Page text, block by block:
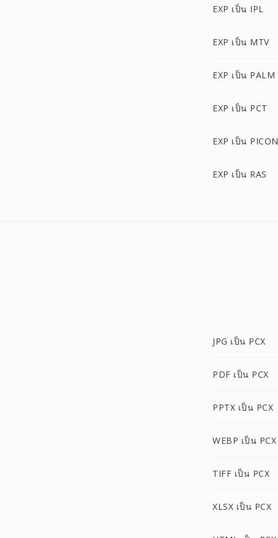
EXP เป็น IPL
EXP เป็น MTV
EXP เป็น PALM
EXP เป็น PCT
EXP เป็น PICON
EXP เป็น RAS
JPG เป็น PCX
PDF เป็น PCX
PPTX เป็น PCX
WEBP เป็น PCX
TIFF เป็น PCX
XLSX เป็น PCX